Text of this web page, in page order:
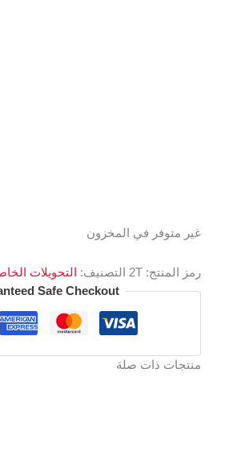
غير متوفر في المخزون
رمز المنتج: 2T التصنيف:
التحويلات
Safe Checkout
منتجات ذات صلة